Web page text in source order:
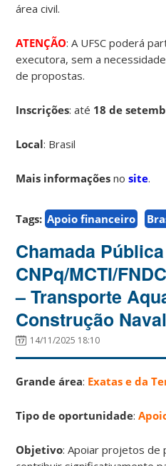
área civil.
ATENÇÃO: A UFSC poderá
executora, sem a
de propostas.
Inscrições: até 18 de
Local: Brasil
Mais informações nosite.
Tags: Apoio financeiro
Chamada Pública
CNPq/MCTI/
– Transporte
Construção Naval
14/11/2025 18:10
Grande área: Exatas e da
Tipo de oportunidade:
Objetivo: Apoiar projetos de